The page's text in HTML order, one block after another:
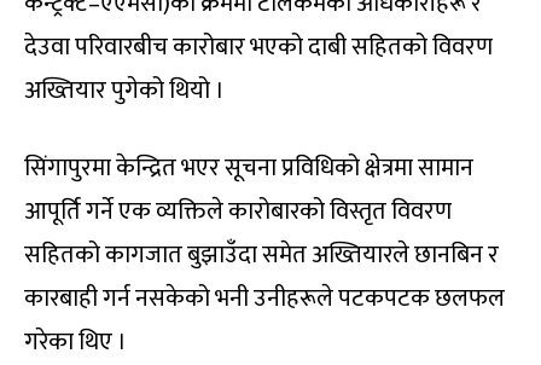
देउवा परिवारबीच कारोबार भएको दाबी सहितको विवरण
अख्तियार पुगेको थियो ।
सिंगापुरमा केन्द्रित भएर सूचना प्रविधिको क्षेत्रमा सामान
आपूर्ति गर्ने एक व्यक्तिले कारोबारको विस्तृत विवरण
सहितको कागजात बुझाउँदा समेत अख्तियारले छानबिन र
कारबाही गर्न नसकेको भनी उनीहरूले पटकपटक छलफल
गरेका थिए ।